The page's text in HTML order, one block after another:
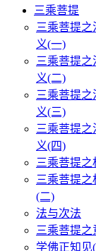
三乘菩提
三乘菩提之
义(一)
三乘菩提之
义(二)
三乘菩提之
义(三)
三乘菩提之
义(四)
三乘菩提之
三乘菩提之
(二)
法与次法
三乘菩提之
学佛正知见